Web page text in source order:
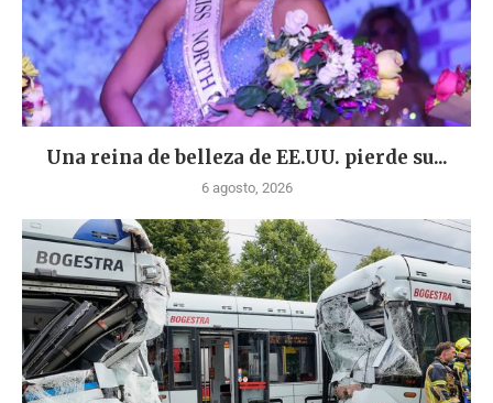
Una reina de belleza de EE.UU. pierde su...
6 agosto, 2026